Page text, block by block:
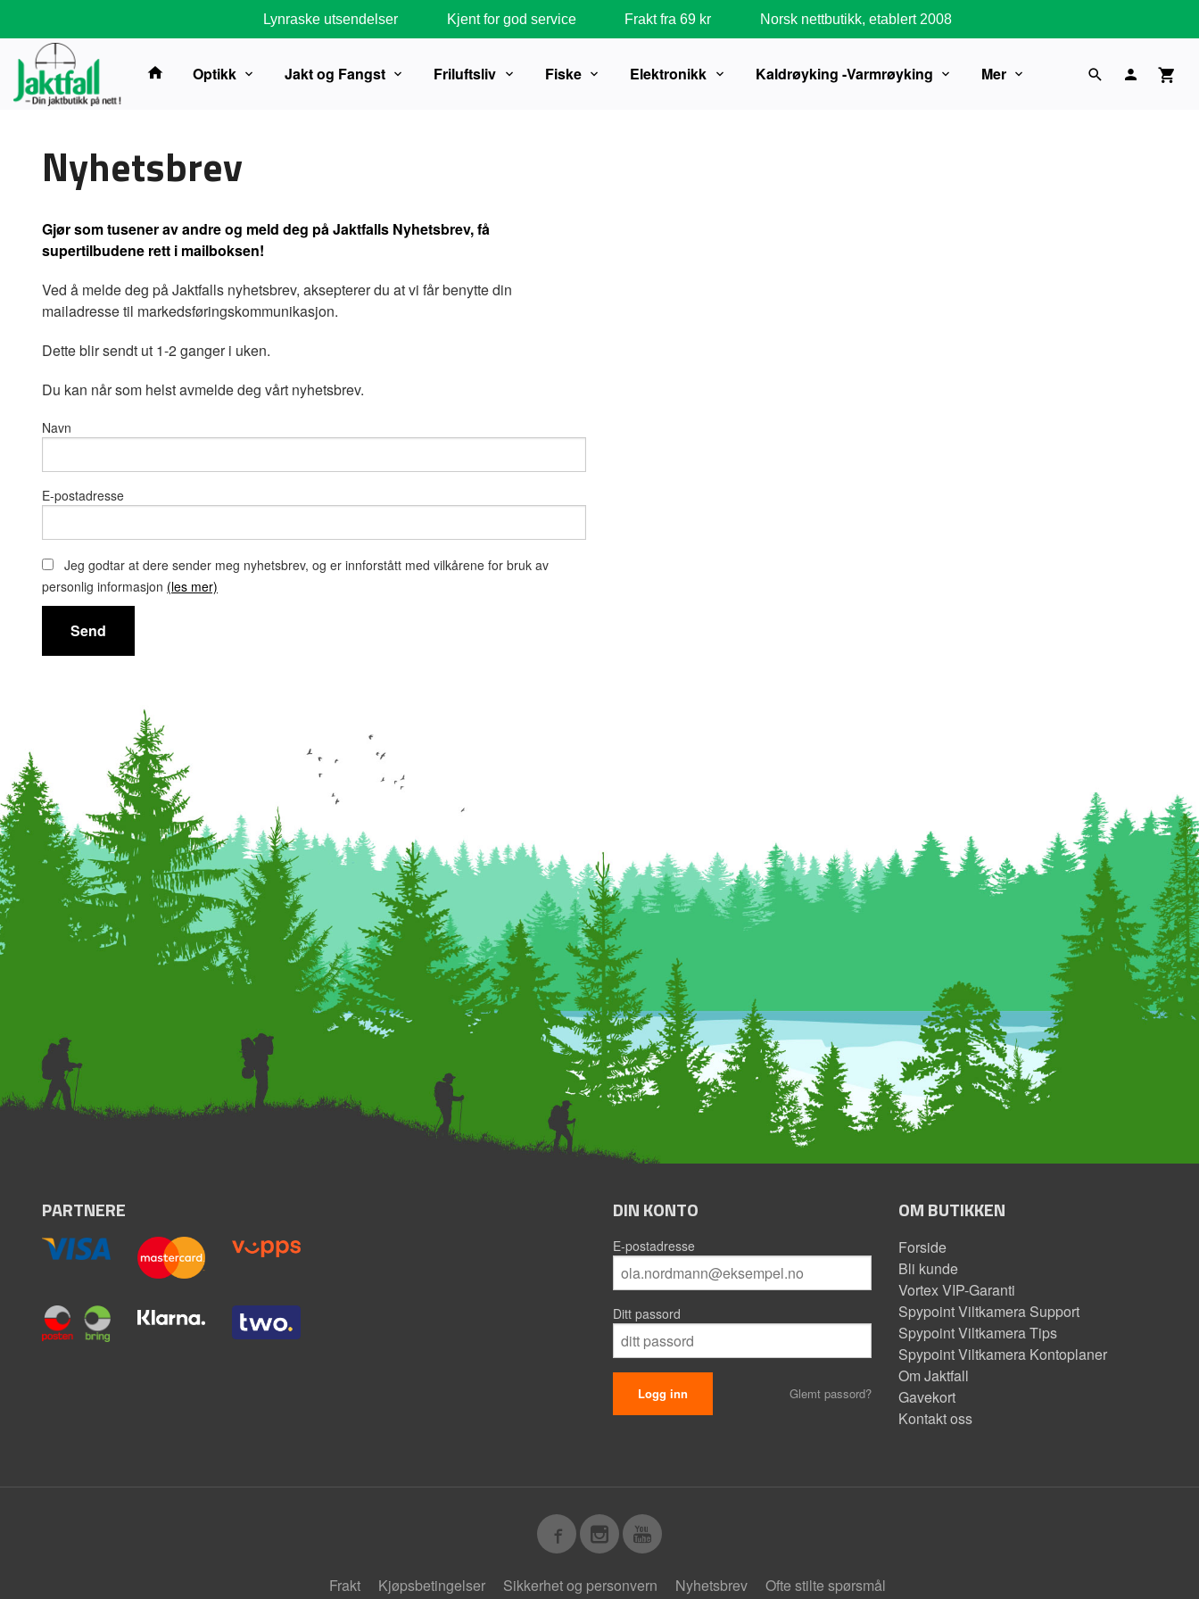
innholdet
Lynraske utsendelser Kjent for god service Frakt fra 69 kr Norsk nettbutikk, etablert 2008
Optikk Jakt og Fangst Friluftsliv Fiske Elektronikk Kaldrøyking -Varmrøyking Mer
Nyhetsbrev
Gjør som tusener av andre og meld deg på Jaktfalls Nyhetsbrev, få
supertilbudene rett i mailboksen!
Ved å melde deg på Jaktfalls nyhetsbrev, aksepterer du at vi får benytte din
mailadresse til markedsføringskommunikasjon.
Dette blir sendt ut 1-2 ganger i uken.
Du kan når som helst avmelde deg vårt nyhetsbrev.
Navn
E-postadresse
Jeg godtar at dere sender meg nyhetsbrev, og er innforstått med vilkårene for bruk av
personlig informasjon (les mer)
PARTNERE DIN KONTO
E-postadresse
Ditt passord
Glemt passord?
OM BUTIKKEN
Forside
Bli kunde
Vortex VIP-Garanti
Spypoint Viltkamera Support
Spypoint Viltkamera Tips
Spypoint Viltkamera Kontoplaner
Om Jaktfall
Gavekort
Kontakt oss
Frakt Kjøpsbetingelser Sikkerhet og personvern Nyhetsbrev Ofte stilte spørsmål